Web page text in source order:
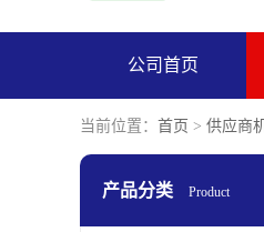
公司首页
当前位置： 首页 > 供应商
产品分类 Product